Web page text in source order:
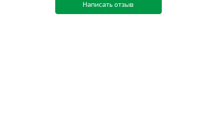
Написать отзыв